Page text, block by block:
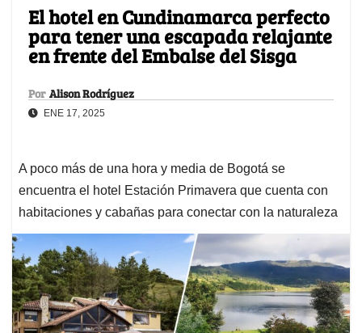
El hotel en Cundinamarca perfecto
para tener una escapada relajante
en frente del Embalse del Sisga
Por Alison Rodríguez
ENE 17, 2025
A poco más de una hora y media de Bogotá se
encuentra el hotel Estación Primavera que cuenta con
habitaciones y cabañas para conectar con la naturaleza